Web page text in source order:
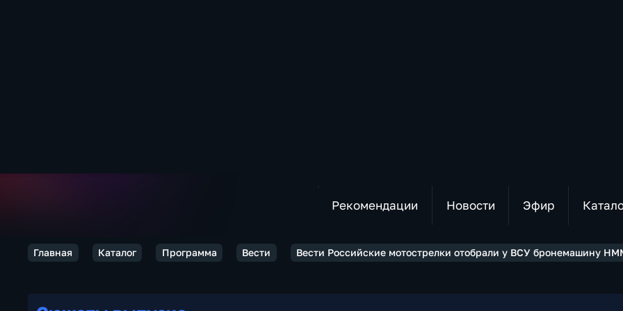
Рекомендации Новости Эфир
Главная Каталог Программа Вести Вести Российские мотострелки отобрали у ВСУ бронемашину